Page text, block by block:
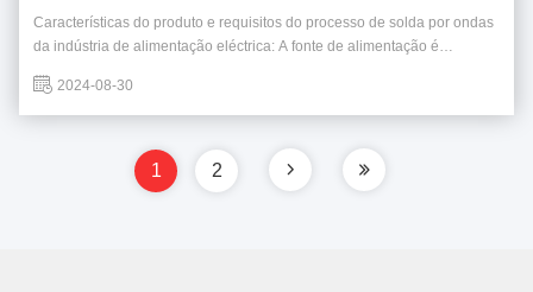
Características do produto e requisitos do processo de solda por ondas
da indústria de alimentação eléctrica: A fonte de alimentação é
telefones celulares e outros campos; A Emerson é a empresa típica na
indústria de fonte de alimentação ...
2024-08-30
1 2